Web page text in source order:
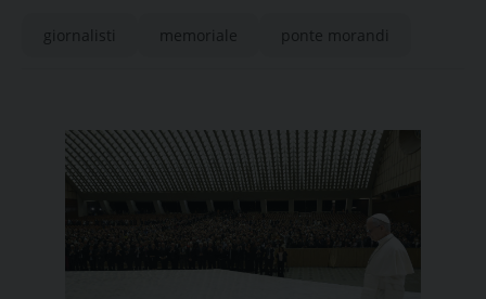
giornalisti memoriale ponte morandi